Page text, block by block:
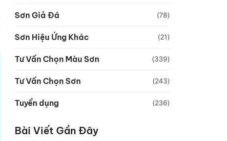
Sơn Giả Đá (78)
Sơn Hiệu Ứng Khác (21)
Tư Vấn Chọn Màu Sơn (339)
Tư Vấn Chọn Sơn (243)
Tuyển dụng (236)
Bài Viết Gần Đây